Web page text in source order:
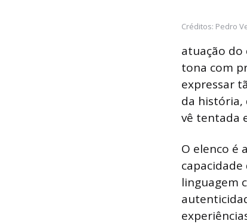
Créditos: Pedro
atuação do
tona com
expressar
da história,
vê tentada
O elenco é
linguagem